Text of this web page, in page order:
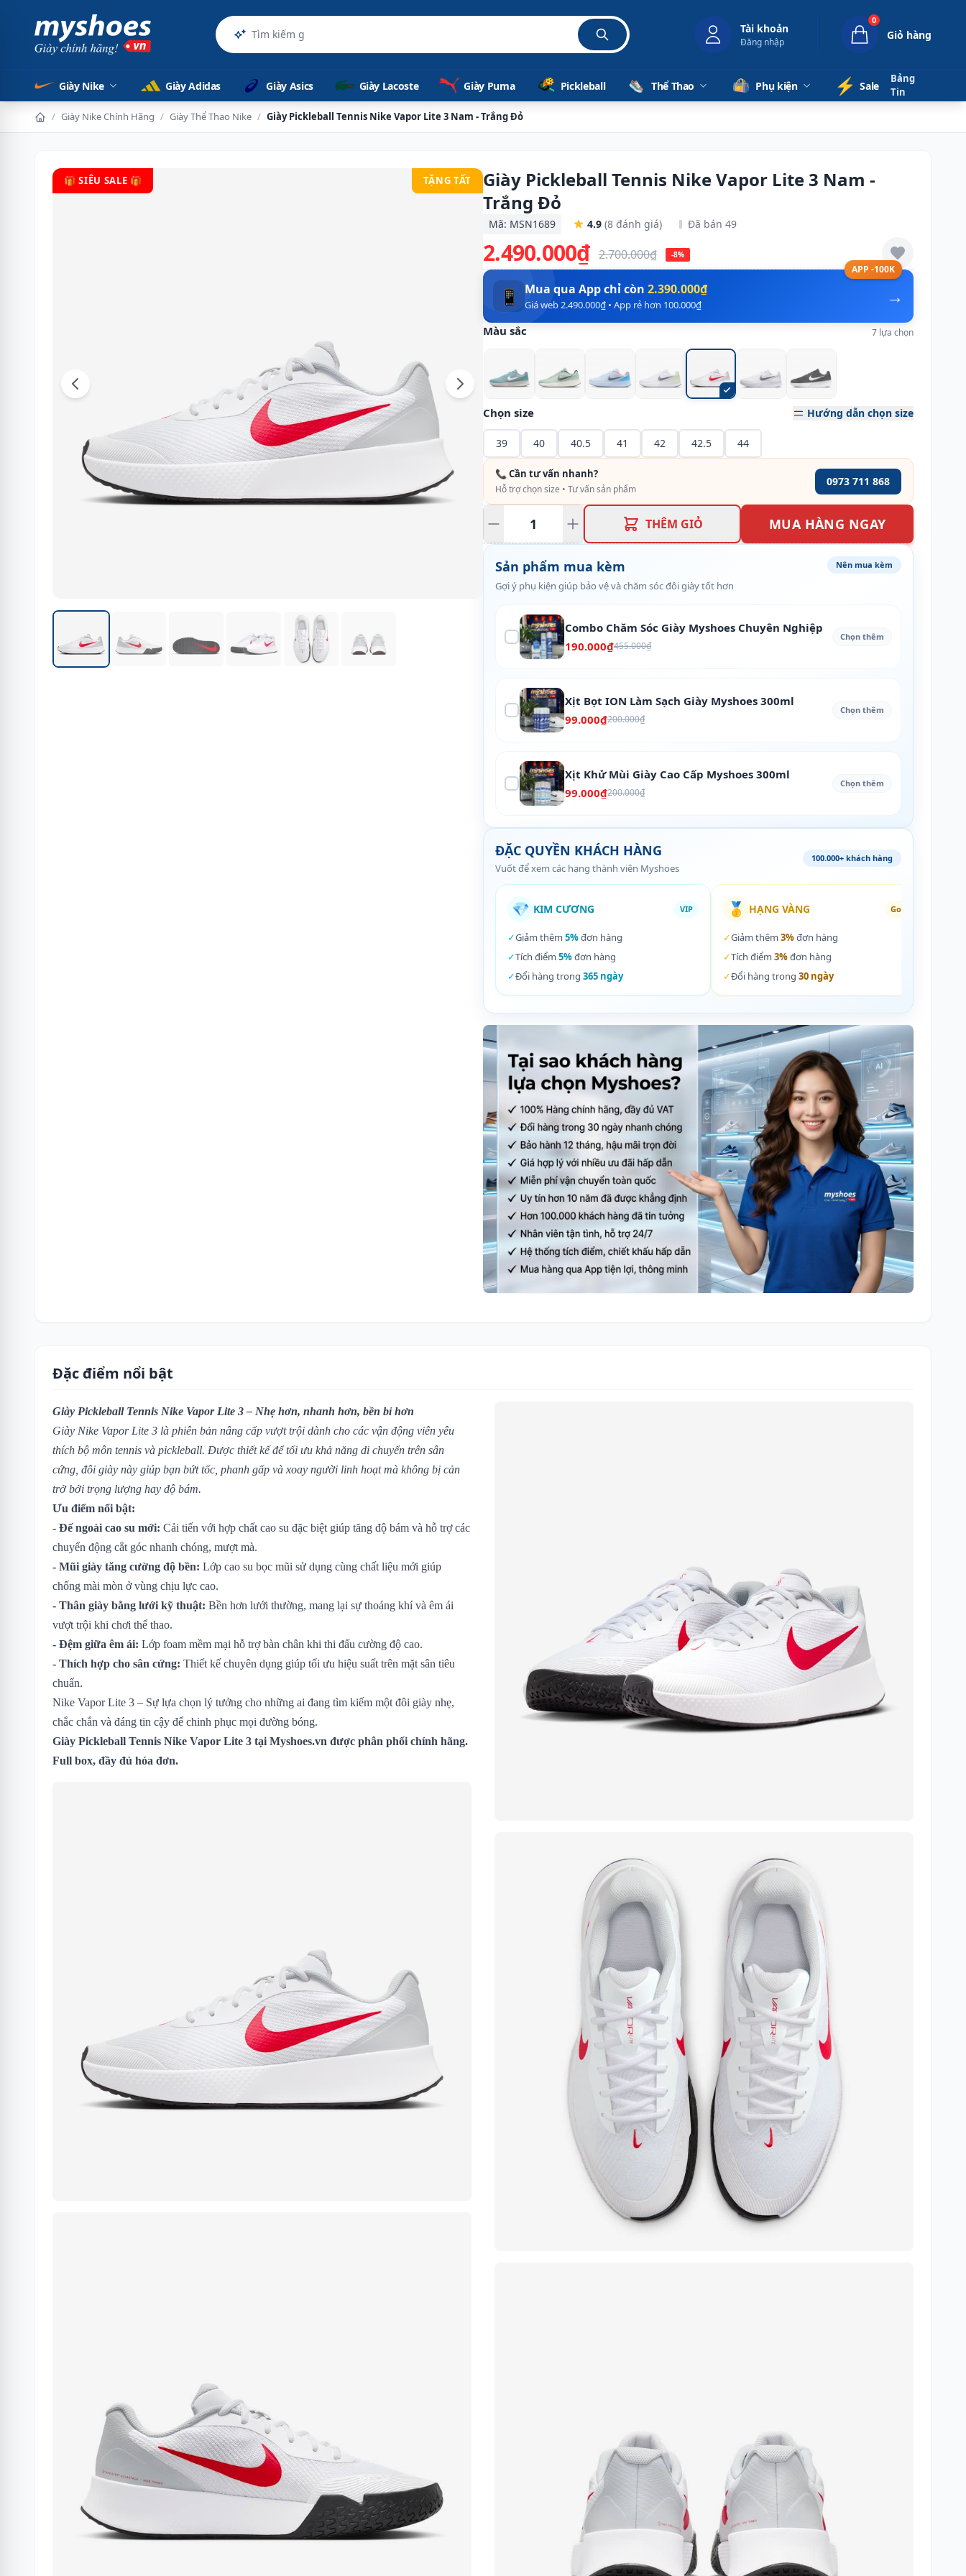
Sản phẩm Tài khoản
Đăng nhập
0
Giỏ hàng
Giày Nike Giày Adidas Giày Asics Giày Lacoste Giày Puma Pickleball Thể Thao Phụ kiện ⚡️ Sale
Bảng
Tin
/ Giày Nike Chính Hãng / Giày Thể Thao Nike / Giày Pickleball Tennis Nike Vapor Lite 3 Nam - Trắng Đỏ
🎁 SIÊU SALE 🎁 TẶNG TẤT
Giày Pickleball Tennis Nike Vapor Lite 3 Nam -
Trắng Đỏ
Mã: MSN1689 4.9 (8 đánh giá) Đã bán 49
2.490.000₫ 2.700.000₫ -8%
APP -100K
→
📱 Mua qua App chỉ còn 2.390.000₫
Giá web 2.490.000₫ • App rẻ hơn 100.000₫
Màu sắc 7 lựa chọn
Chọn size Hướng dẫn chọn size
39 40 40.5 41 42 42.5 44
📞 Cần tư vấn nhanh?
Hỗ trợ chọn size • Tư vấn sản phẩm
0973 711 868
THÊM GIỎ MUA HÀNG NGAY
Sản phẩm mua kèm
Gợi ý phụ kiện giúp bảo vệ và chăm sóc đôi giày tốt hơn
Nên mua kèm
Combo Chăm Sóc Giày Myshoes Chuyên Nghiệp
190.000₫455.000₫
Chọn thêm
Xịt Bọt ION Làm Sạch Giày Myshoes 300ml
99.000₫200.000₫
Chọn thêm
Xịt Khử Mùi Giày Cao Cấp Myshoes 300ml
99.000₫200.000₫
Chọn thêm
ĐẶC QUYỀN KHÁCH HÀNG
Vuốt để xem các hạng thành viên Myshoes
100.000+ khách hàng
💎 KIM CƯƠNG VIP
✓Giảm thêm 5%đơn hàng
✓Tích điểm 5%đơn hàng
✓Đổi hàng trong 365 ngày
🥇 HẠNG VÀNG Gold
✓Giảm thêm 3%đơn hàng
✓Tích điểm 3%đơn hàng
✓Đổi hàng trong 30 ngày
Đặc điểm nổi bật
Giày Pickleball Tennis Nike Vapor Lite 3 – Nhẹ hơn, nhanh hơn, bền bỉ hơn
Giày Nike Vapor Lite 3 là phiên bản nâng cấp vượt trội dành cho các vận động viên yêu
thích bộ môn tennis và pickleball. Được thiết kế để tối ưu khả năng di chuyển trên sân
cứng, đôi giày này giúp bạn bứt tốc, phanh gấp và xoay người linh hoạt mà không bị cản
trở bởi trọng lượng hay độ bám.
Ưu điểm nổi bật:
- Đế ngoài cao su mới: Cải tiến với hợp chất cao su đặc biệt giúp tăng độ bám và hỗ trợ các
chuyển động cắt góc nhanh chóng, mượt mà.
- Mũi giày tăng cường độ bền: Lớp cao su bọc mũi sử dụng cùng chất liệu mới giúp
chống mài mòn ở vùng chịu lực cao.
- Thân giày bằng lưới kỹ thuật: Bền hơn lưới thường, mang lại sự thoáng khí và êm ái
vượt trội khi chơi thể thao.
- Đệm giữa êm ái: Lớp foam mềm mại hỗ trợ bàn chân khi thi đấu cường độ cao.
- Thích hợp cho sân cứng: Thiết kế chuyên dụng giúp tối ưu hiệu suất trên mặt sân tiêu
chuẩn.
Nike Vapor Lite 3 – Sự lựa chọn lý tưởng cho những ai đang tìm kiếm một đôi giày nhẹ,
chắc chắn và đáng tin cậy để chinh phục mọi đường bóng.
Giày Pickleball Tennis Nike Vapor Lite 3 tại Myshoes.vn được phân phối chính hãng.
Full box, đầy đủ hóa đơn.